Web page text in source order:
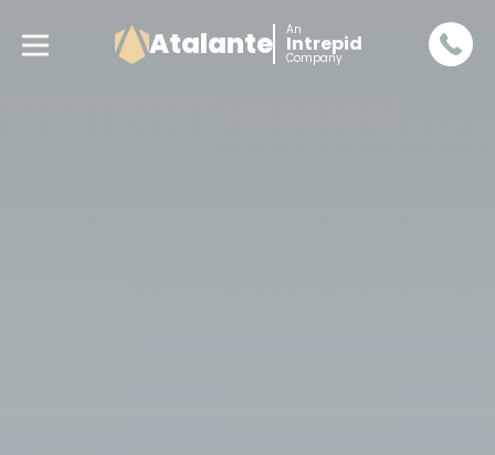
Atalante An
Intrepid
Company